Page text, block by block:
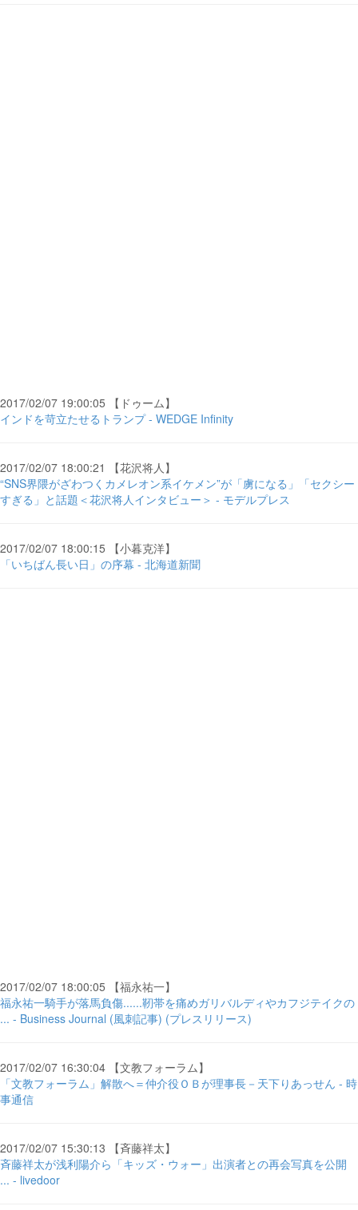
2017/02/07 19:00:05 【ドゥーム】
インドを苛立たせるトランプ - WEDGE Infinity
2017/02/07 18:00:21 【花沢将人】
“SNS界隈がざわつくカメレオン系イケメン”が「虜になる」「セクシー
すぎる」と話題＜花沢将人インタビュー＞ - モデルプレス
2017/02/07 18:00:15 【小暮克洋】
「いちばん長い日」の序幕 - 北海道新聞
2017/02/07 18:00:05 【福永祐一】
福永祐一騎手が落馬負傷......靭帯を痛めガリバルディやカフジテイクの
... - Business Journal (風刺記事) (プレスリリース)
2017/02/07 16:30:04 【文教フォーラム】
「文教フォーラム」解散へ＝仲介役ＯＢが理事長－天下りあっせん - 時
事通信
2017/02/07 15:30:13 【斉藤祥太】
斉藤祥太が浅利陽介ら「キッズ・ウォー」出演者との再会写真を公開
... - livedoor